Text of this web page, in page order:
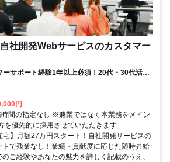
自社開発Webサービスのカスタマー
サポート経験1年以上必須！20代・30代活躍
円
間の指定なし ※兼業ではなく本業務をメイン
を優先的に採用させていただきます
宅】月額27万円スタート！自社開発サービスの
で残業なし！業績・貢献度に応じた随時昇給
ご経験やあなたの魅力を詳しく記載のうえ、